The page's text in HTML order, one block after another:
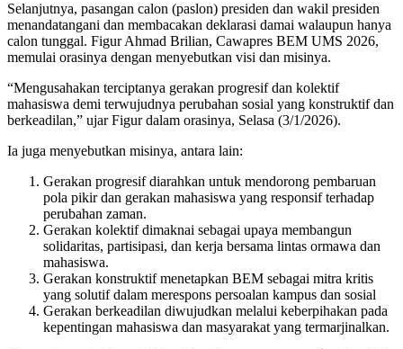
Selanjutnya, pasangan calon (paslon) presiden dan wakil presiden
menandatangani dan membacakan deklarasi damai walaupun hanya
calon tunggal. Figur Ahmad Brilian, Cawapres BEM UMS 2026,
memulai orasinya dengan menyebutkan visi dan misinya.
“Mengusahakan terciptanya gerakan progresif dan kolektif
mahasiswa demi terwujudnya perubahan sosial yang konstruktif dan
berkeadilan,” ujar Figur dalam orasinya, Selasa (3/1/2026).
Ia juga menyebutkan misinya, antara lain:
Gerakan progresif diarahkan untuk mendorong pembaruan
pola pikir dan gerakan mahasiswa yang responsif terhadap
perubahan zaman.
Gerakan kolektif dimaknai sebagai upaya membangun
solidaritas, partisipasi, dan kerja bersama lintas ormawa dan
mahasiswa.
Gerakan konstruktif menetapkan BEM sebagai mitra kritis
yang solutif dalam merespons persoalan kampus dan sosial
Gerakan berkeadilan diwujudkan melalui keberpihakan pada
kepentingan mahasiswa dan masyarakat yang termarjinalkan.